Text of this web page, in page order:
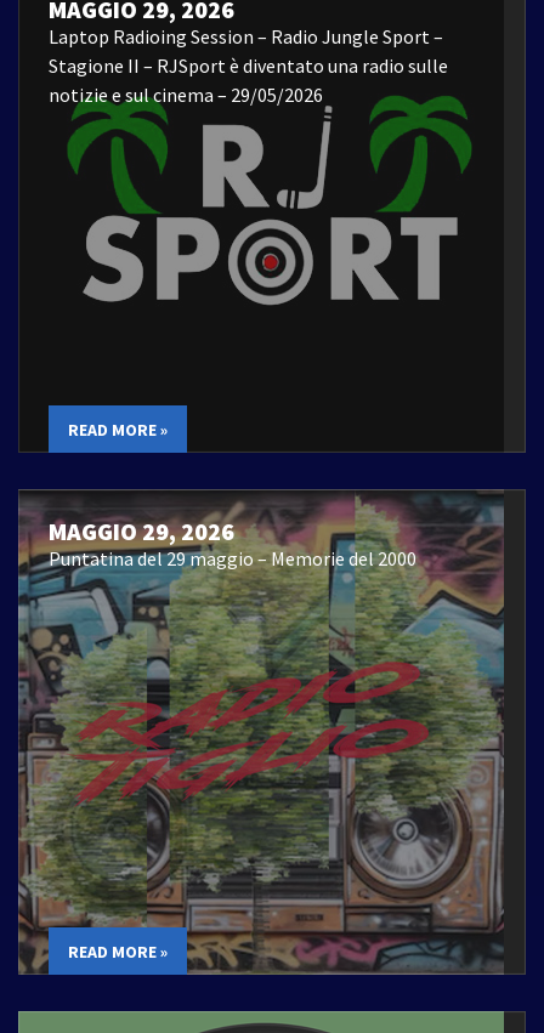
MAGGIO 29, 2026
Laptop Radioing Session – Radio Jungle Sport –
Stagione II – RJSport è diventato una radio sulle
notizie e sul cinema – 29/05/2026
READ MORE »
MAGGIO 29, 2026
Puntatina del 29 maggio – Memorie del 2000
READ MORE »